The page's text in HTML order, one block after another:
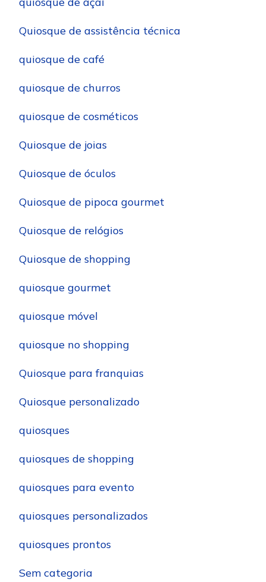
Quiosque de assistência técnica
quiosque de café
quiosque de churros
quiosque de cosméticos
Quiosque de joias
Quiosque de óculos
Quiosque de pipoca gourmet
Quiosque de relógios
Quiosque de shopping
quiosque gourmet
quiosque móvel
quiosque no shopping
Quiosque para franquias
Quiosque personalizado
quiosques
quiosques de shopping
quiosques para evento
quiosques personalizados
quiosques prontos
Sem categoria